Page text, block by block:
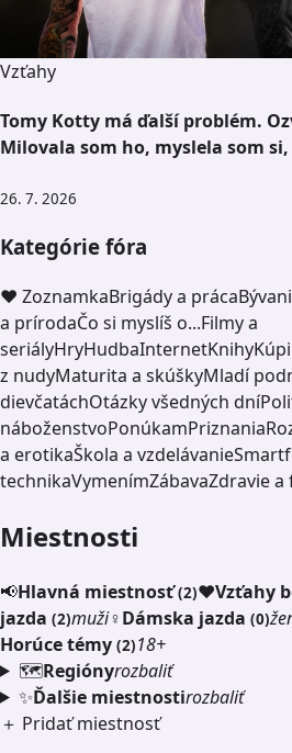
Vzťahy
Tomy Kotty má ďalší problém.
Milovala som ho, myslela som si,
26. 7. 2026
Kategórie fóra
❤️ ZoznamkaBrigády a práca
a prírodaČo si myslíš o...Filmy a
seriályHryHudbaInternetKnihy
z nudyMaturita a skúškyMladí
dievčatáchOtázky všedných dní
náboženstvoPonúkamPriznania
a erotikaŠkola a vzdelávanie
technikaVymenímZábavaZdravie a
Miestnosti
📢Hlavná miestnosť(2)❤️Vzťahy
jazda (2)muži♀️Dámska jazda (0)
Horúce témy (2)18+
🗺️Regiónyrozbaliť
✨Ďalšie miestnostirozbaliť
＋ Pridať miestnosť